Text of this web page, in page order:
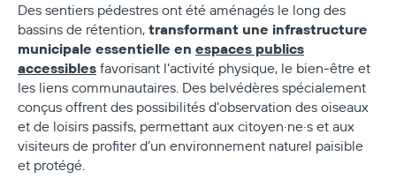
Des sentiers pédestres ont été aménagés le long des
bassins de rétention, transformant une infrastructure
municipale essentielle en espaces publics
accessibles favorisant l’activité physique, le bien‑être et
les liens communautaires. Des belvédères spécialement
conçus offrent des possibilités d’observation des oiseaux
et de loisirs passifs, permettant aux citoyen·ne·s et aux
visiteurs de profiter d’un environnement naturel paisible
et protégé.